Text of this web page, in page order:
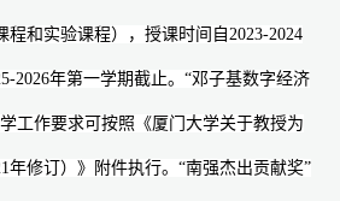
程和实验课程），授课时间自 2023-2024
2026年第一学期截止。“邓子基数字经济
工作要求可按照《厦门大学关于教授为
年修订）》附件执行。“南强杰出贡献奖”